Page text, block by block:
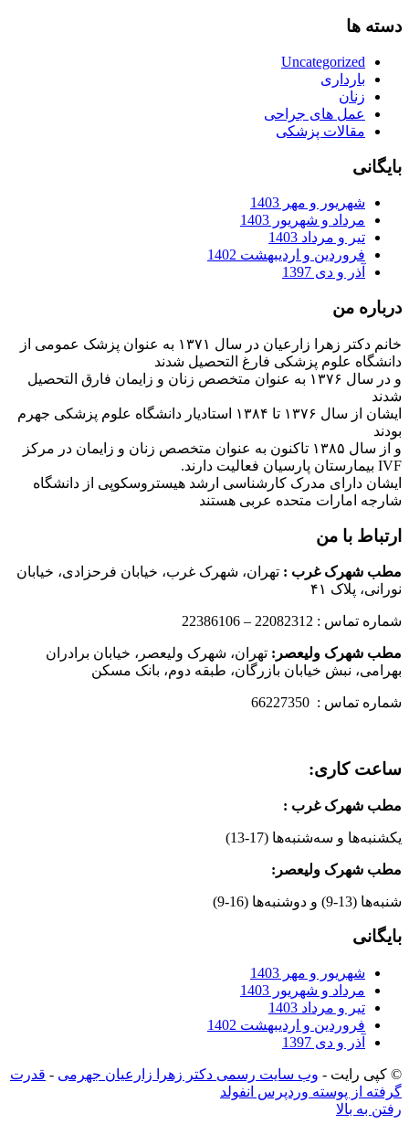
دسته ها
Uncategorized
بارداری
زنان
عمل های جراحی
مقالات پزشکی
بایگانی
شهریور و مهر 1403
مرداد و شهریور 1403
تیر و مرداد 1403
فروردین و اردیبهشت 1402
آذر و دی 1397
درباره من
خانم دکتر زهرا زارعیان در سال ۱۳۷۱ به عنوان پزشک عمومی از
دانشگاه علوم پزشکی فارغ التحصیل شدند
و در سال ۱۳۷۶ به عنوان متخصص زنان و زایمان فارق التحصیل
شدند
ایشان از سال ۱۳۷۶ تا ۱۳۸۴ استادیار دانشگاه علوم پزشکی جهرم
بودند
و از سال ۱۳۸۵ تاکنون به عنوان متخصص زنان و زایمان در مرکز
IVF بیمارستان پارسیان فعالیت دارند.
ایشان دارای مدرک کارشناسی ارشد هیستروسکوپی از دانشگاه
شارجه امارات متحده عربی هستند
ارتباط با من
مطب شهرک غرب : تهران، شهرک غرب، خیابان فرحزادی، خیابان
نورانی، پلاک ۴۱
شماره تماس : 22082312 – 22386106
مطب شهرک ولیعصر: تهران، شهرک ولیعصر، خیابان برادران
بهرامی، نبش خیابان بازرگان، طبقه دوم، بانک مسکن
شماره تماس : 66227350
ساعت کاری:
مطب شهرک غرب :
یکشنبه‌ها و سه‌شنبه‌ها (17-13)
مطب شهرک ولیعصر:
شنبه‌ها (13-9) و دوشنبه‌ها (16-9)
بایگانی
شهریور و مهر 1403
مرداد و شهریور 1403
تیر و مرداد 1403
فروردین و اردیبهشت 1402
آذر و دی 1397
© کپی رایت - وب سایت رسمی دکتر زهرا زارعیان جهرمی - قدرت
گرفته از پوسته وردپرس انفولد
رفتن به بالا